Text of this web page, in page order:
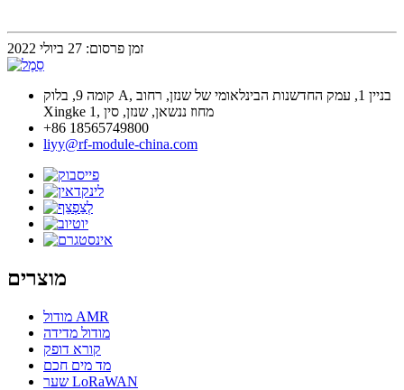
זמן פרסום: 27 ביולי 2022
קומה 9, בלוק A, בניין 1, עמק החדשנות הבינלאומי של שנזן, רחוב
Xingke 1, מחוז ננשאן, שנזן, סין
+86 18565749800
liyy@rf-module-china.com
מוצרים
מודול AMR
מודול מדידה
קורא דופק
מד מים חכם
שער LoRaWAN